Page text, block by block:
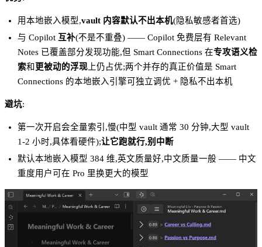
用本地嵌入模型,vault 内容默认不出本机(隐私敏感者首选)
与 Copilot 互补(不是不重叠) —— Copilot 免费层有 Relevant
Notes 已覆盖部分发现功能,但 Smart Connections 在专攻语义检
索和 更被动的浮现 上仍占优;两个并存的真正价值是 Smart
Connections 的本地嵌入引擎可独立调优 + 隐私不出本机
避坑:
第一次开启会全量索引,慢(中型 vault 通常 30 分钟,大型 vault
1-2 小时,具体看硬件);让它跑就行,别中断
默认本地嵌入模型 384 维,英文质量好,中文质量一般 —— 中文
重度用户可在 Pro 里换更大的模型